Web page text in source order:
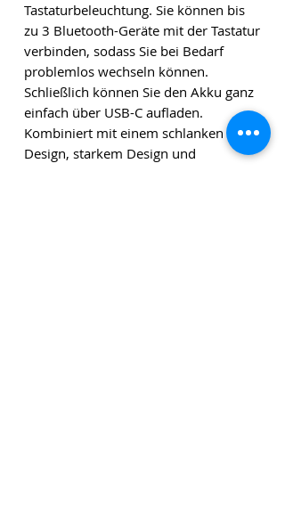
Tastaturbeleuchtung. Sie können bis
zu 3 Bluetooth-Geräte mit der Tastatur
verbinden, sodass Sie bei Bedarf
problemlos wechseln können.
Schließlich können Sie den Akku ganz
einfach über USB-C aufladen.
Kombiniert mit einem schlanken
Design, starkem Design und